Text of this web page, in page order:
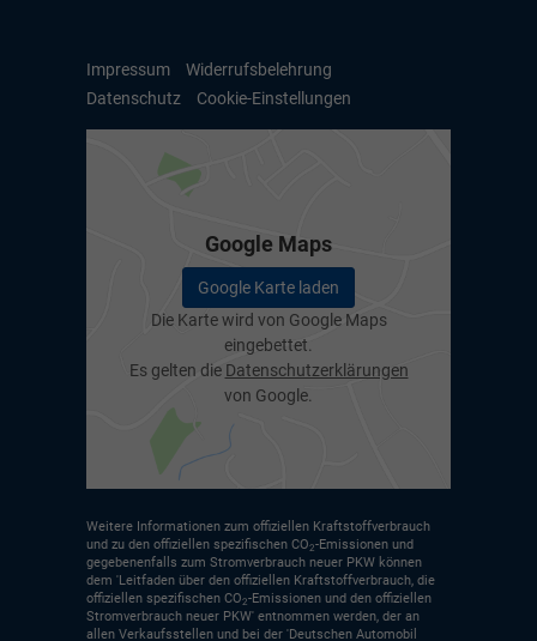
Impressum
Widerrufsbelehrung
Datenschutz
Cookie-Einstellungen
Google Maps
Google Karte laden
Die Karte wird von Google Maps
eingebettet.
Es gelten die Datenschutzerklärungen
von Google.
Weitere Informationen zum offiziellen Kraftstoffverbrauch
und zu den offiziellen spezifischen CO2-Emissionen und
gegebenenfalls zum Stromverbrauch neuer PKW können
dem 'Leitfaden über den offiziellen Kraftstoffverbrauch, die
offiziellen spezifischen CO2-Emissionen und den offiziellen
Stromverbrauch neuer PKW' entnommen werden, der an
allen Verkaufsstellen und bei der 'Deutschen Automobil